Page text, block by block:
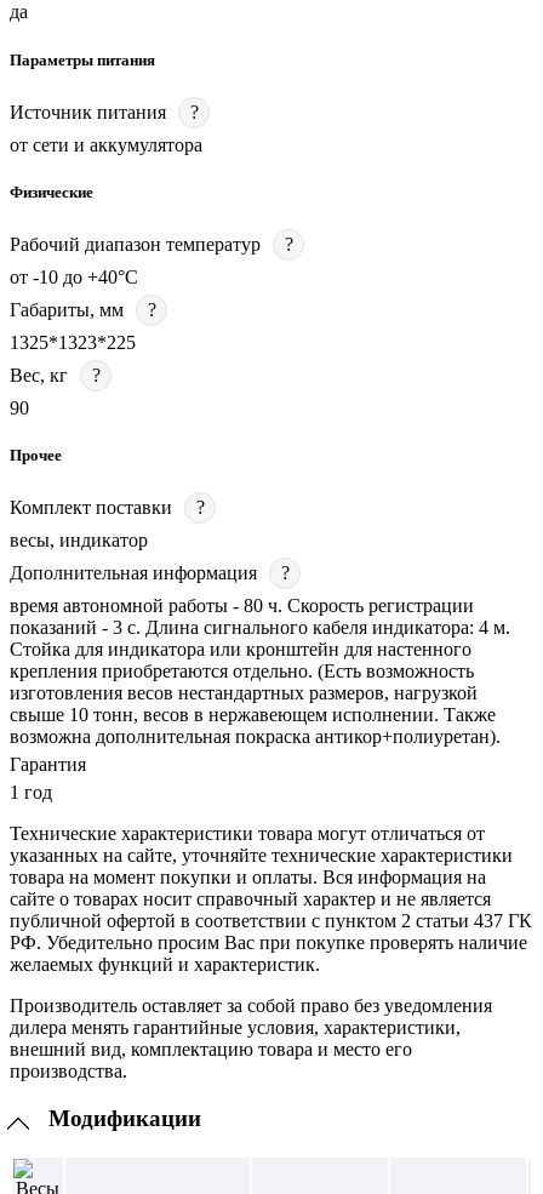
да
Параметры питания
Источник питания
?
от сети и аккумулятора
Физические
Рабочий диапазон температур
?
от -10 до +40°C
Габариты, мм
?
1325*1323*225
Вес, кг
?
90
Прочее
Комплект поставки
?
весы, индикатор
Дополнительная информация
?
время автономной работы - 80 ч. Скорость регистрации
показаний - 3 c. Длина сигнального кабеля индикатора: 4 м.
Стойка для индикатора или кронштейн для настенного
крепления приобретаются отдельно. (Есть возможность
изготовления весов нестандартных размеров, нагрузкой
свыше 10 тонн, весов в нержавеющем исполнении. Также
возможна дополнительная покраска антикор+полиуретан).
Гарантия
1 год
Технические характеристики товара могут отличаться от
указанных на сайте, уточняйте технические характеристики
товара на момент покупки и оплаты. Вся информация на
сайте о товарах носит справочный характер и не является
публичной офертой в соответствии с пунктом 2 статьи 437 ГК
РФ. Убедительно просим Вас при покупке проверять наличие
желаемых функций и характеристик.
Производитель оставляет за собой право без уведомления
дилера менять гарантийные условия, характеристики,
внешний вид, комплектацию товара и место его
производства.
Модификации